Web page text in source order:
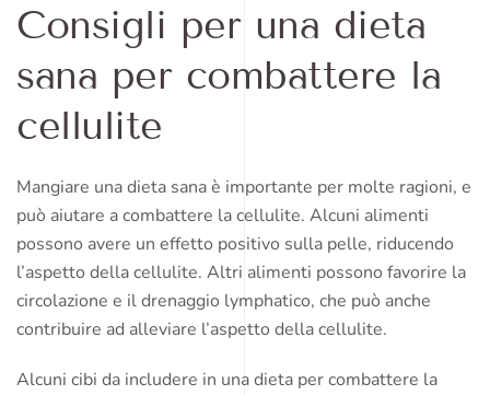
Consigli per una dieta
sana per combattere la
cellulite
Mangiare una dieta sana è importante per molte ragioni, e
può aiutare a combattere la cellulite. Alcuni alimenti
possono avere un effetto positivo sulla pelle, riducendo
l’aspetto della cellulite. Altri alimenti possono favorire la
circolazione e il drenaggio lymphatico, che può anche
contribuire ad alleviare l’aspetto della cellulite.
Alcuni cibi da includere in una dieta per combattere la